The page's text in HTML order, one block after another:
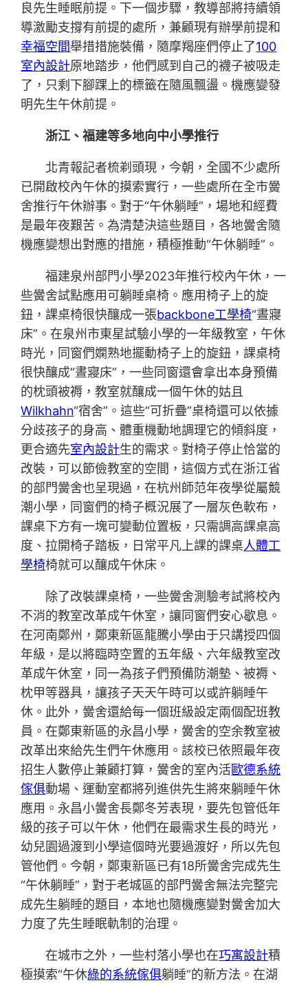
良先生睡眠前提。下一個步驟，教導部將持續領
導激勵支撐有前提的處所，兼顧現有辦學前提和
幸福空間舉措措施裝備，隨摩羯座們停止了100
室內設計原地踏步，他們感到自己的襪子被吸走
了，只剩下腳踝上的標籤在隨風飄盪。機應變發
明先生午休前提。
浙江、福建等多地向中小學推行
北青報記者梳剃頭現，今朝，全國不少處所
已開啟校內午休的摸索實行，一些處所在全市黌
舍推行午休辦事。對于“午休躺睡”，場地和經費
是最年夜艱苦。為清楚決這些題目，各地黌舍隨
機應變想出對應的措施，積極推動“午休躺睡”。
福建泉州部門小學2023年推行校內午休，一
些黌舍試點應用可躺睡桌椅。應用椅子上的旋
鈕，課桌椅很快釀成一張backbone工學椅“晝寢
床”。在泉州市東星試驗小學的一年級教室，午休
時光，同窗們嫻熟地擺動椅子上的旋鈕，課桌椅
很快釀成“晝寢床”，一些同窗還會拿出本身預備
的枕頭被褥，教室就釀成一個午休的姑且
Wilkhahn“宿舍”。這些“可折疊”桌椅還可以依據
分歧孩子的身高、體重機動地調理它的傾斜度，
更合適先室內設計生的需求。對椅子停止恰當的
改裝，可以節儉教室的空間，這個方式在浙江省
的部門黌舍也呈現過，在杭州師范年夜學從屬競
潮小學，同窗們的椅子概況展了一層灰色軟布，
課桌下方有一塊可變動位置板，只需調高課桌高
度、拉開椅子踏板，日常平凡上課的課桌人體工
學椅椅就可以釀成午休床。
除了改裝課桌椅，一些黌舍測驗考試將校內
不消的教室改革成午休室，讓同窗們安心歇息。
在河南鄭州，鄭東新區龍騰小學由于只講授四個
年級，是以將臨時空置的五年級、六年級教室改
革成午休室，同一為孩子們預備防潮墊、被褥、
枕甲等器具，讓孩子天天午時可以或許躺睡午
休。此外，黌舍還給每一個班級設定兩個配班教
員。在鄭東新區的永昌小學，黌舍的空余教室被
改革出來給先生們午休應用。該校已依照最年夜
招生人數停止兼顧打算，黌舍的室內活歐德系統
傢俱動場、運動室都將列進供先生將來躺睡午休
應用。永昌小黌舍長鄭冬芳表現，要先包管低年
級的孩子可以午休，他們在最需求生長的時光，
幼兒園過渡到小學這個時光要過渡好，所以先包
管他們。今朝，鄭東新區已有18所黌舍完成先生
“午休躺睡”，對于老城區的部門黌舍無法完整完
成先生躺睡的題目，本地也隨機應變對黌舍加大
力度了先生睡眠軌制的治理。
在城市之外，一些村落小學也在巧寓設計積
極摸索“午休綠的系統傢俱躺睡”的新方法。在湖